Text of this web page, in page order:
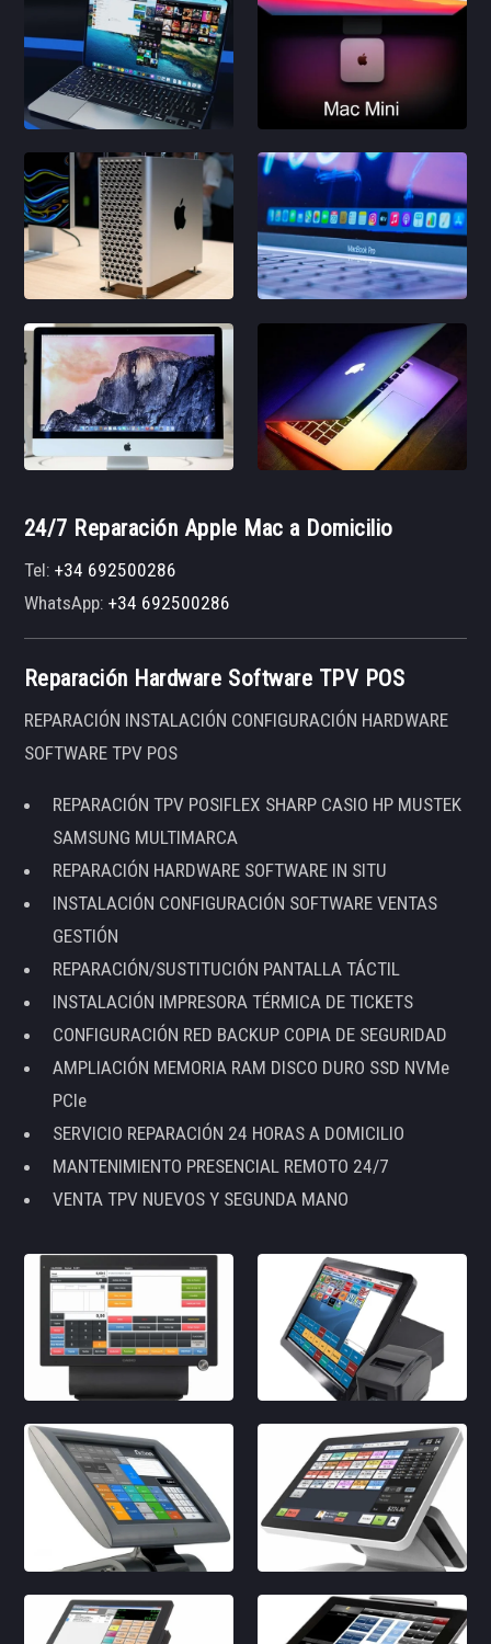
24/7 Reparación Apple Mac a Domicilio
Tel:+34 692500286
WhatsApp:+34 692500286
Reparación Hardware Software TPV POS
REPARACIÓN INSTALACIÓN CONFIGURACIÓN HARDWARE
SOFTWARE TPV POS
REPARACIÓN TPV POSIFLEX SHARP CASIO HP MUSTEK
SAMSUNG MULTIMARCA
REPARACIÓN HARDWARE SOFTWARE IN SITU
INSTALACIÓN CONFIGURACIÓN SOFTWARE VENTAS
GESTIÓN
REPARACIÓN/SUSTITUCIÓN PANTALLA TÁCTIL
INSTALACIÓN IMPRESORA TÉRMICA DE TICKETS
CONFIGURACIÓN RED BACKUP COPIA DE SEGURIDAD
AMPLIACIÓN MEMORIA RAM DISCO DURO SSD NVMe
PCIe
SERVICIO REPARACIÓN 24 HORAS A DOMICILIO
MANTENIMIENTO PRESENCIAL REMOTO 24/7
VENTA TPV NUEVOS Y SEGUNDA MANO